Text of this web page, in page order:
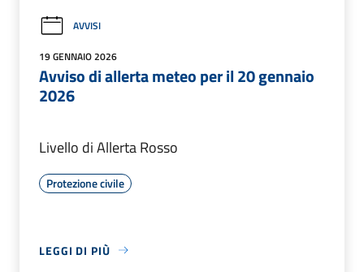
AVVISI
19 GENNAIO 2026
Avviso di allerta meteo per il 20 gennaio
2026
Livello di Allerta Rosso
Protezione civile
LEGGI DI PIÙ